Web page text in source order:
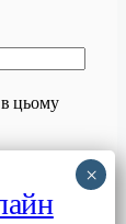
в цьому